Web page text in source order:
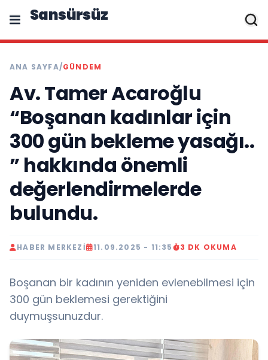
Sansürsüz
ANA SAYFA/GÜNDEM
Av. Tamer Acaroğlu
“Boşanan kadınlar için
300 gün bekleme yasağı..
” hakkında önemli
değerlendirmelerde
bulundu.
HABER MERKEZI 11.09.2025 - 11:35 3 DK OKUMA
Boşanan bir kadının yeniden evlenebilmesi için
300 gün beklemesi gerektiğini
duymuşsunuzdur.